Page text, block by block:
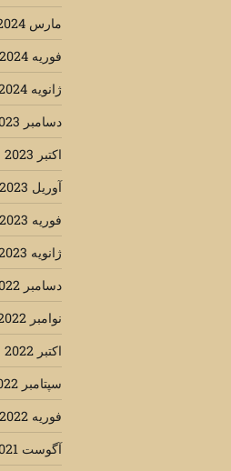
مارس 2024
فوریه 2024
ژانویه 2024
دسامبر 2023
اکتبر 2023
آوریل 2023
فوریه 2023
ژانویه 2023
دسامبر 2022
نوامبر 2022
اکتبر 2022
سپتامبر 2022
فوریه 2022
آگوست 2021